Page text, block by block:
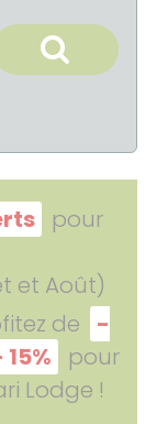
pour
et Août)
de
-
15%
pour
Lodge !